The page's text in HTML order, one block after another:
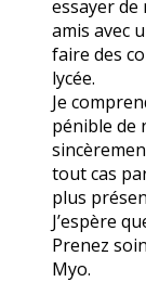
essayer
amis avec
faire des
lycée.
Je
pénible de
tout cas
plus
J’espère
Prenez
Myo.